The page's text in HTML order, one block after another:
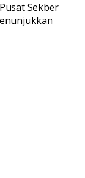
Sekber